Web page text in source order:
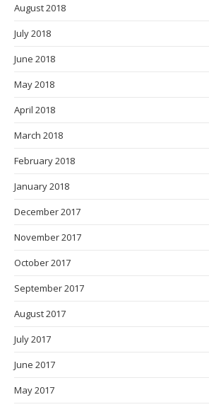
August 2018
July 2018
June 2018
May 2018
April 2018
March 2018
February 2018
January 2018
December 2017
November 2017
October 2017
September 2017
August 2017
July 2017
June 2017
May 2017